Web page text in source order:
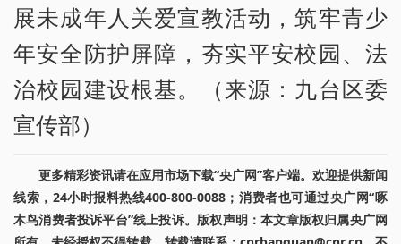
展未成年人关爱宣教活动，筑牢青少
年安全防护屏障，夯实平安校园、法
治校园建设根基。（来源：九台区委
宣传部）
更多精彩资讯请在应用市场下载“央广网”客户端。欢迎提供新闻
线索，24小时报料热线400-800-0088；消费者也可通过央广网“啄
木鸟消费者投诉平台”线上投诉。版权声明：本文章版权归属央广网